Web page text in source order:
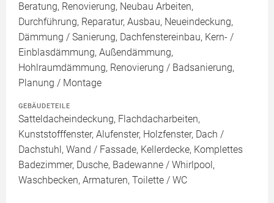
Beratung, Renovierung, Neubau Arbeiten,
Durchführung, Reparatur, Ausbau, Neueindeckung,
Dämmung / Sanierung, Dachfenstereinbau, Kern- /
Einblasdämmung, Außendämmung,
Hohlraumdämmung, Renovierung / Badsanierung,
Planung / Montage
GEBÄUDETEILE
Satteldacheindeckung, Flachdacharbeiten,
Kunststofffenster, Alufenster, Holzfenster, Dach /
Dachstuhl, Wand / Fassade, Kellerdecke, Komplettes
Badezimmer, Dusche, Badewanne / Whirlpool,
Waschbecken, Armaturen, Toilette / WC